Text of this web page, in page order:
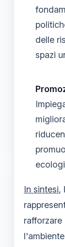
delle
spazi
In sintesi,
rafforzare